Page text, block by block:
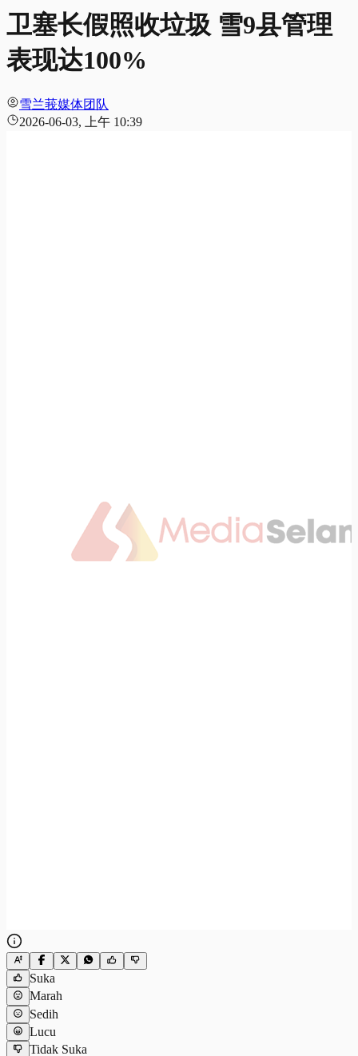
卫塞长假照收垃圾 雪9县管理
表现达100%
雪兰莪媒体团队
2026-06-03, 上午 10:39
Suka
Marah
Sedih
Lucu
Tidak Suka